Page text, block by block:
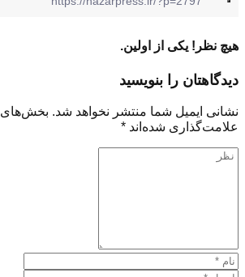
یکی از اولین.
را بنویسید
شما منتشر نخواهد شد. بخش‌های موردنیاز
شده‌اند*